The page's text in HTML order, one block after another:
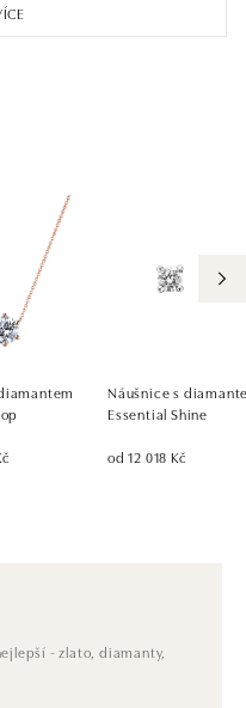
Náušnice s
Essential Shine
od 12 018 Kč
- zlato, diamanty,